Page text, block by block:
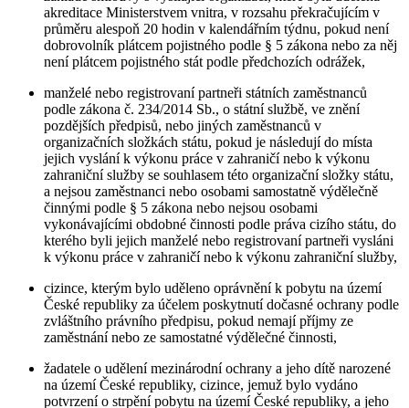
akreditace Ministerstvem vnitra, v rozsahu překračujícím v
průměru alespoň 20 hodin v kalendářním týdnu, pokud není
dobrovolník plátcem pojistného podle § 5 zákona nebo za něj
není plátcem pojistného stát podle předchozích odrážek,
manželé nebo registrovaní partneři státních zaměstnanců
podle zákona č. 234/2014 Sb., o státní službě, ve znění
pozdějších předpisů, nebo jiných zaměstnanců v
organizačních složkách státu, pokud je následují do místa
jejich vyslání k výkonu práce v zahraničí nebo k výkonu
zahraniční služby se souhlasem této organizační složky státu,
a nejsou zaměstnanci nebo osobami samostatně výdělečně
činnými podle § 5 zákona nebo nejsou osobami
vykonávajícími obdobné činnosti podle práva cizího státu, do
kterého byli jejich manželé nebo registrovaní partneři vysláni
k výkonu práce v zahraničí nebo k výkonu zahraniční služby,
cizince, kterým bylo uděleno oprávnění k pobytu na území
České republiky za účelem poskytnutí dočasné ochrany podle
zvláštního právního předpisu, pokud nemají příjmy ze
zaměstnání nebo ze samostatné výdělečné činnosti,
žadatele o udělení mezinárodní ochrany a jeho dítě narozené
na území České republiky, cizince, jemuž bylo vydáno
potvrzení o strpění pobytu na území České republiky, a jeho